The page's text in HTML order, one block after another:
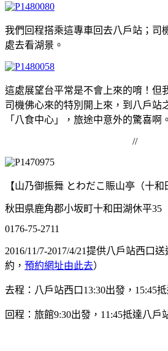
我們回程搭乘這專車回去八戶站；司
處去看湖景。
這處展望台平常是不會上來的唷！但
司機佛心來的特別開上來，到八戶站
「八食中心」，旅途中意外的驚喜啊。
//
【山乃御振舞 とわだこ賑山亭（十和
秋田県鹿角郡小坂町十和田湖休平35
0176-75-2711
2016/11/7-2017/4/21提供八戶站西口
約， 預約網址由此去）
去程：八戶站西口13:30出發，15:45
回程：旅館9:30出發，11:45抵達八戶